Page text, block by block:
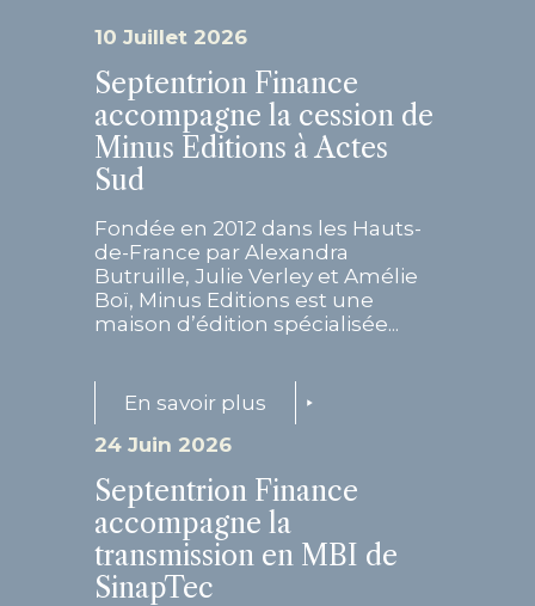
10 Juillet 2026
Septentrion Finance
accompagne la cession de
Minus Editions à Actes
Sud
Fondée en 2012 dans les Hauts-
de-France par Alexandra
Butruille, Julie Verley et Amélie
Boï, Minus Editions est une
maison d’édition spécialisée...
En savoir plus
24 Juin 2026
Septentrion Finance
accompagne la
transmission en MBI de
SinapTec